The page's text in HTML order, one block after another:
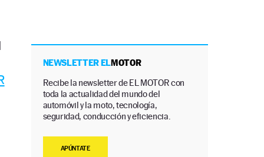
NEWSLETTER ELMOTOR
Recibe la newsletter de EL MOTOR con
toda la actualidad del mundo del
automóvil y la moto, tecnología,
seguridad, conducción y eficiencia.
APÚNTATE